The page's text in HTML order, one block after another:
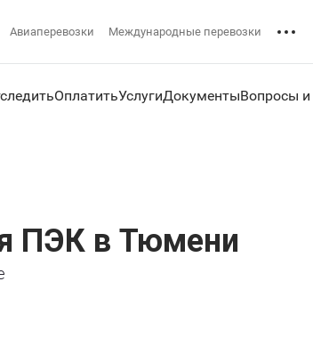
Авиаперевозки Международные перевозки
ОплатитьУслугиДокументыВопросы и
ПЭК в Тюмени